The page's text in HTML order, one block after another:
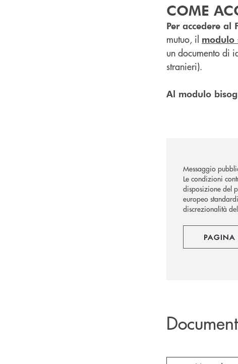
COME
Per accedere al
mutuo, il modulo
un documento di
stranieri).
Al modulo
Messaggio
Le condizioni
disposizione del
europeo
discrezionalità
PAGINA